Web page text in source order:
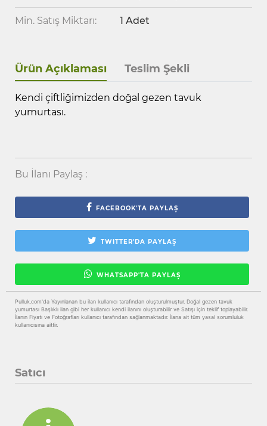
Min. Satış Miktarı: 1 Adet
Ürün Açıklaması Teslim Şekli
Kendi çiftliğimizden doğal gezen tavuk
yumurtası.
Bu İlanı Paylaş :
FACEBOOK'TA PAYLAŞ
TWITTER'DA PAYLAŞ
WHATSAPP'TA PAYLAŞ
Pulluk.com'da Yayınlanan bu ilan kullanıcı tarafından oluşturulmuştur. Doğal gezen tavuk
yumurtası Başlıklı ilan gibi her kullanıcı kendi ilanını oluşturabilir ve Satışı için teklif toplayabilir.
İlanın Fiyatı ve Fotoğrafları kullanıcı tarafından sağlanmaktadır. İlana ait tüm yasal sorumluluk
kullanıcısına aittir.
Satıcı